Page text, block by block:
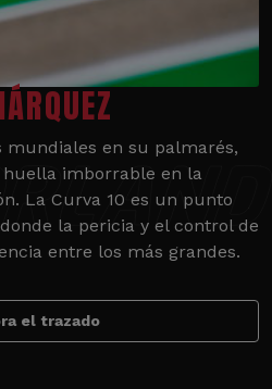
en su palmarés,
imborrable en la
La Curva 10 es un punto
la pericia y el control de
entre los más grandes.
el trazado